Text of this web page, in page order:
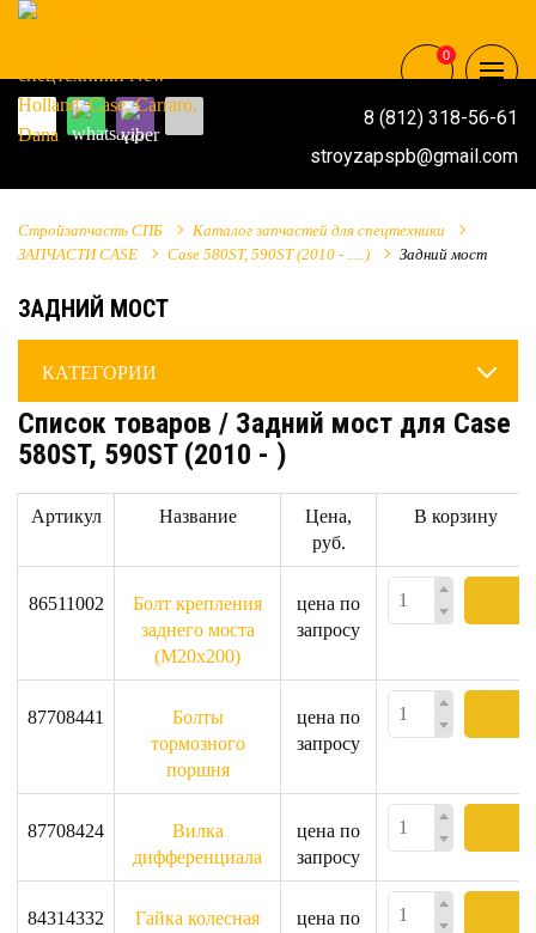
8 (812) 318-56-61
stroyzapspb@gmail.com
0
Стройзапчасть СПБ
Каталог запчастей для спецтехники
ЗАПЧАСТИ CASE
Case 580ST, 590ST (2010 - .....) Задний мост
ЗАДНИЙ МОСТ
КАТЕГОРИИ
Cписок товаров / Задний мост для Case
580ST, 590ST (2010 - )
Артикул Название
Цена,
руб.
В корзину
86511002
Болт крепления
заднего моста
(M20х200)
цена по
запросу
87708441
Болты
тормозного
поршня
цена по
запросу
87708424
Вилка
дифференциала
цена по
запросу
84314332 Гайка колесная
цена по